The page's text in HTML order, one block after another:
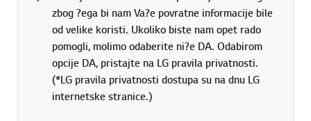
zbog ?ega bi nam Va?e povratne informacije bile
od velike koristi. Ukoliko biste nam opet rado
pomogli, molimo odaberite ni?e DA. Odabirom
opcije DA, pristajte na LG pravila privatnosti.
(*LG pravila privatnosti dostupa su na dnu LG
internetske stranice.)